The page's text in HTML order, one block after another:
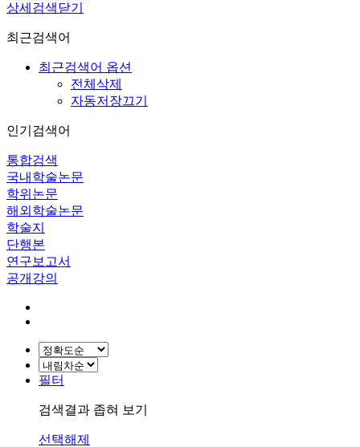
상세검색닫기
최근검색어
최근검색어 옵션
전체삭제
자동저장끄기
인기검색어
통합검색
국내학술논문
학위논문
해외학술논문
학술지
단행본
연구보고서
공개강의
필터
검색결과 좁혀 보기
선택해제